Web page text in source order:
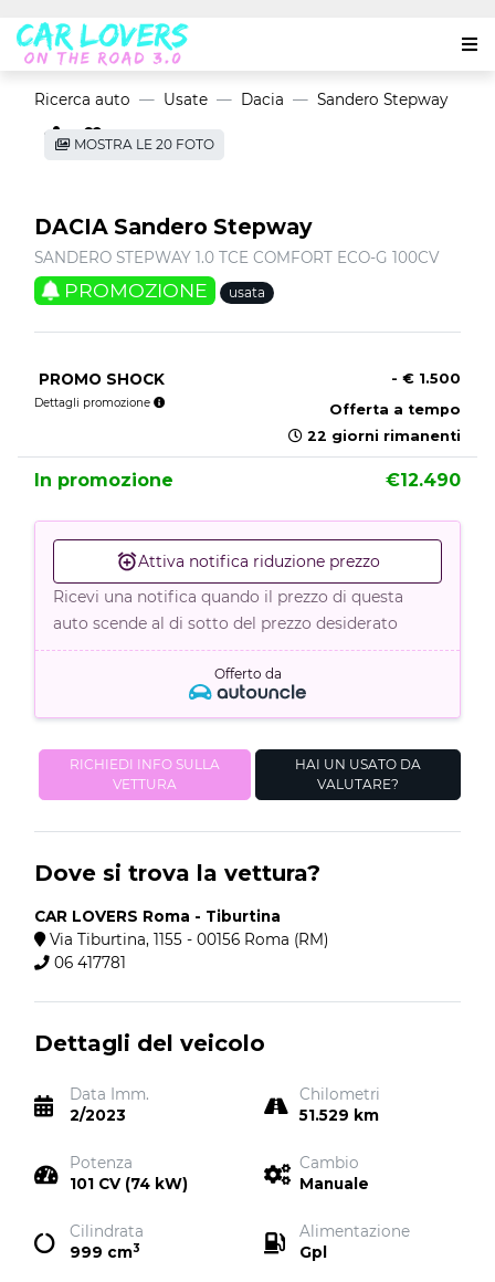
Ricerca auto Usate Dacia Sandero Stepway
MOSTRA LE 20 FOTO
DACIA Sandero Stepway
SANDERO STEPWAY 1.0 TCE COMFORT ECO-G 100CV
PROMOZIONE usata
PROMO SHOCK
Dettagli promozione
- € 1.500
Offerta a tempo
22 giorni rimanenti
In promozione €12.490
Attiva notifica riduzione prezzo
Ricevi una notifica quando il prezzo di questa
auto scende al di sotto del prezzo desiderato
Offerto da
RICHIEDI INFO SULLA
VETTURA
HAI UN USATO DA
VALUTARE?
Dove si trova la vettura?
CAR LOVERS Roma - Tiburtina
Via Tiburtina, 1155 - 00156 Roma (RM)
06 417781
Dettagli del veicolo
Data Imm.
2/2023
Chilometri
51.529 km
Potenza
101 CV (74 kW)
Cambio
Manuale
Cilindrata
999 cm3
Alimentazione
Gpl